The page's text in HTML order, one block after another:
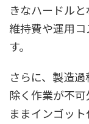
きなハードル
維持費や運用
す。
さらに、製造
除く作業が不
ままインゴッ